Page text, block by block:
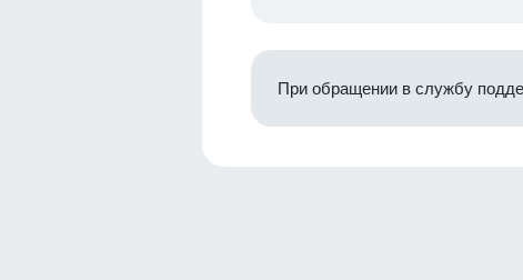
При обращении в службу